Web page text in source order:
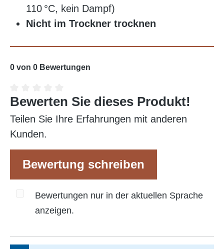
110 °C, kein Dampf)
Nicht im Trockner trocknen
0 von 0 Bewertungen
Durchschnittliche Bewertung von 0 von 5
Bewerten Sie dieses Produkt!
Teilen Sie Ihre Erfahrungen mit anderen
Kunden.
Bewertung schreiben
Bewertungen nur in der aktuellen Sprache
anzeigen.